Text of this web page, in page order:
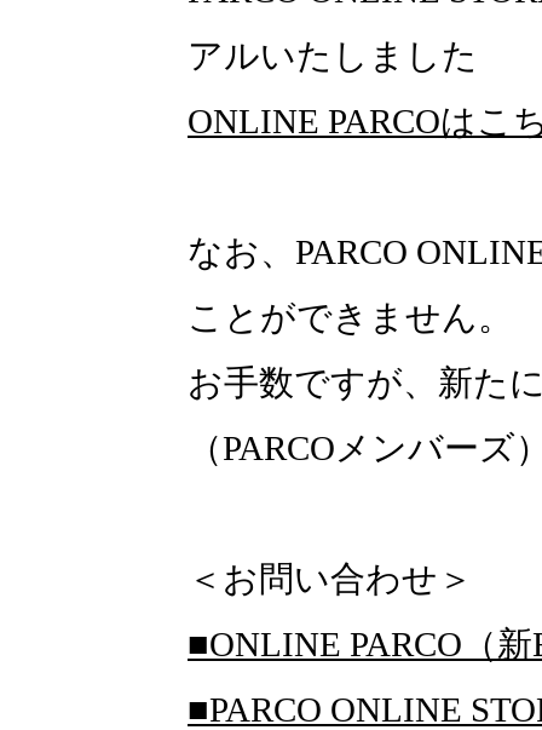
アルいたしました
ONLINE PARCOはこ
なお、PARCO
ことができません。
お手数ですが、新た
（PARCOメンバー
＜お問い合わせ＞
■ONLINE PARCO（新
■PARCO ONLINE